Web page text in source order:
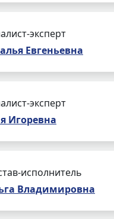
эксперт
Евгеньевна
эксперт
Игоревна
исполнитель
Владимировна